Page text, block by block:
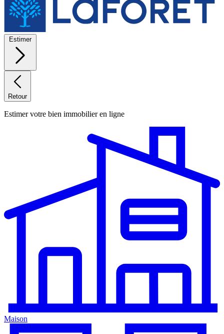
Estimer
Retour
Estimer votre bien immobilier en ligne
Maison